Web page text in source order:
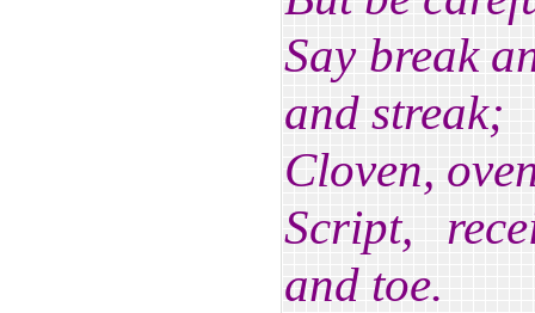
Say break
and streak;
Cloven,
Script,
and toe.